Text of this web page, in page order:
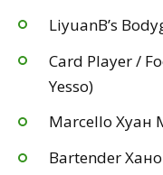
LiyuanВ’s
Card Player /
Yesso)
Marcello Хуан
Bartender